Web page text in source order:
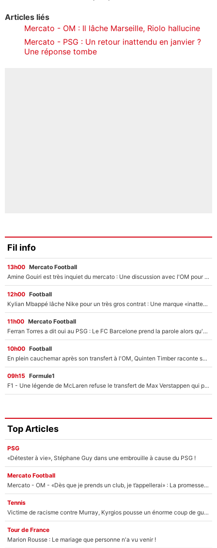
Articles liés
Mercato - OM : Il lâche Marseille, Riolo hallucine
Mercato - PSG : Un retour inattendu en janvier ?
Une réponse tombe
Fil info
13h00 Mercato Football
Amine Gouiri est très inquiet du mercato : Une discussion avec l'OM pour acter son transfert !
12h00 Football
Kylian Mbappé lâche Nike pour un très gros contrat : Une marque «inattendue» va frapper très fort
11h00 Mercato Football
Ferran Torres a dit oui au PSG : Le FC Barcelone prend la parole alors qu'un transfert de l'attaquant espagnol prend forme
10h00 Football
En plein cauchemar après son transfert à l'OM, Quinten Timber raconte ses doutes après sa signature à Marseille
09h15 Formule1
F1 - Une légende de McLaren refuse le transfert de Max Verstappen qui pourrait «faire des vagues» et plomber l'ambiance dans l'équipe
Top Articles
PSG
«Détester à vie», Stéphane Guy dans une embrouille à cause du PSG !
Mercato Football
Mercato - OM - «Dès que je prends un club, je t’appellerai» : La promesse de Marcelino au moment de claquer la porte
Tennis
Victime de racisme contre Murray, Kyrgios pousse un énorme coup de gueule !
Tour de France
Marion Rousse : Le mariage que personne n'a vu venir !